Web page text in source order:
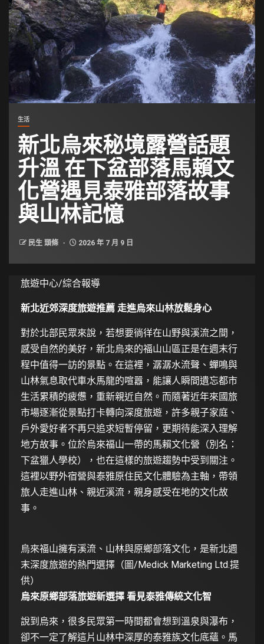
生活
新北烏來秘境露營話題
升溫 在下盆部落馬賴文
化營遇見泰雅部落故事
與山林記憶
民生 頭條 2026 年 7 月 9 日
旅遊中心/綜合報導
新北近郊深度旅遊推薦 走進烏來山林放鬆身心
對於北部民眾來說，若想要徜徉在山野與溪流之間，
感受自然的美好，新北烏來的福山山區正是在週末行
程中值得一訪的景點。在這裡，潺潺水流聲、蟬鳴與
山林氣息取代車水馬龍的喧囂，能讓人瞬間遺忘都市
生活累積的疲憊，重新親近自然。而隨著近年來國旅
市場逐漸從景點打卡轉向深度旅遊，許多親子家庭、
戶外愛好者不再只追求短暫停留，更期待能深入理解
地方故事。位於烏來福山一帶的馬賴文化營（別名：
下盆獵人學校），也在這樣的旅遊趨勢中受到關注。
這裡以野外宿營與泰雅原住民文化體驗為主軸，帶領
旅人走進山林、親近溪流，親身感受在地的文化故
事。
烏來福山擁有溪流、山林與原鄉部落文化，是新北週
末深度旅遊的熱門選擇（圖/Medick Marketing Ltd.提
供）
烏來原鄉部落旅遊新選擇 看見泰雅傳統文化智
說到烏來，很多民眾第一時間都會想到溫泉與瀑布，
卻不一定了解這片山林中深厚的泰雅族文化底蘊。馬